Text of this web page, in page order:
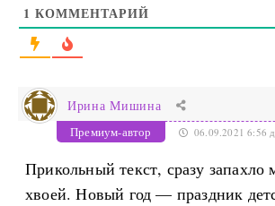
1 КОММЕНТАРИЙ
Ирина Мишина
Премиум-автор 06.09.2021 6:56
Прикольный текст, сразу запахло
хвоей. Новый год — праздник